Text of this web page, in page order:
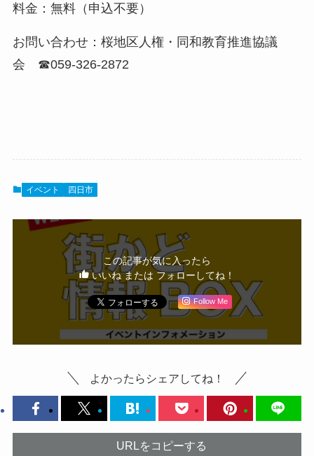
料金：無料（申込不要）
お問い合わせ：桜地区人権・同和教育推進協議
会 ☎059-326-2872
イベント 四日市
この記事が気に入ったら
いいね または フォローしてね！
Follow Me
よかったらシェアしてね！
URLをコピーする